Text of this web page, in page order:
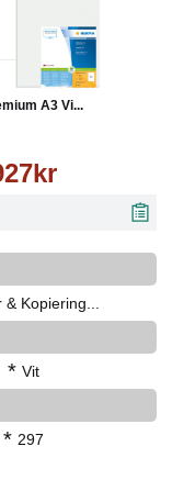
A3 Vi...
Läs mer
& Kopiering...
* Vit
* 297